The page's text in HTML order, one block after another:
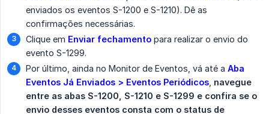
enviados os eventos S-1200 e S-1210). Dê as
confirmações necessárias.
Clique em Enviar fechamento para realizar o envio do
evento S-1299.
Por último, ainda no Monitor de Eventos, vá até a Aba
Eventos Já Enviados > Eventos Periódicos navegue
entre as abas S-1200, S-1210 e S-1299 e confira se o
envio desses eventos consta com o status de